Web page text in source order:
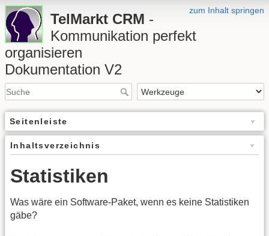
zum Inhalt springen
TelMarkt CRM -
Kommunikation perfekt
organisieren
Dokumentation V2
Seitenleiste
Inhaltsverzeichnis
Statistiken
Was wäre ein Software-Paket, wenn es keine Statistiken
gäbe?